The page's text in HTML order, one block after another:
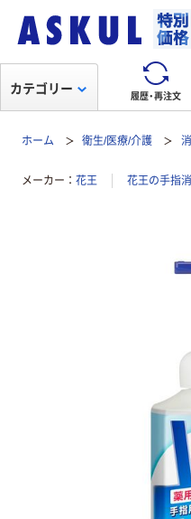
履歴・再注文
カテゴリー
ホーム 衛生/医療/介護
メーカー 花王 花王の手指